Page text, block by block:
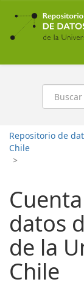
Ir
contenido
principal
Buscar
Repositorio de
Chile
>
datos
de la
Chile